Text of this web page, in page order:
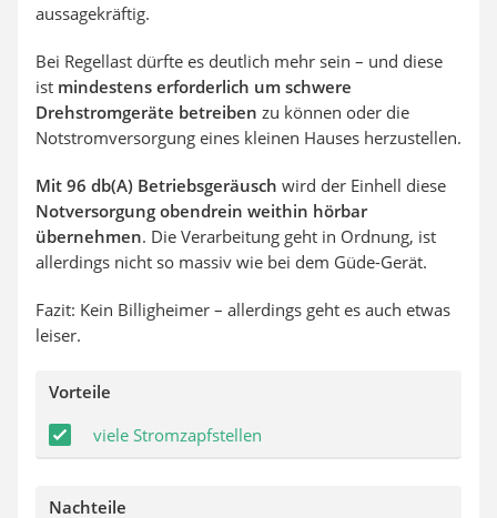
aussagekräftig.
Bei Regellast dürfte es deutlich mehr sein – und diese
ist mindestens erforderlich um schwere
Drehstromgeräte betreiben zu können oder die
Notstromversorgung eines kleinen Hauses herzustellen.
Mit 96 db(A) Betriebsgeräusch wird der Einhell diese
Notversorgung obendrein weithin hörbar
übernehmen. Die Verarbeitung geht in Ordnung, ist
allerdings nicht so massiv wie bei dem Güde-Gerät.
Fazit: Kein Billigheimer – allerdings geht es auch etwas
leiser.
Vorteile
viele Stromzapfstellen
Nachteile